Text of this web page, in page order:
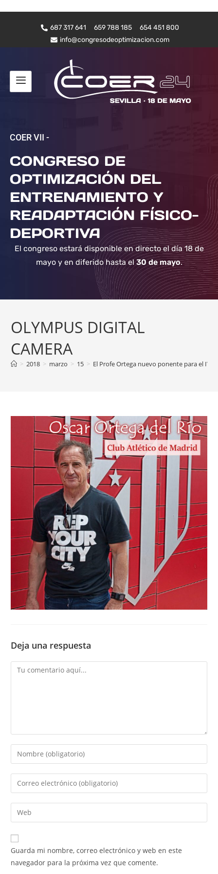
687 317 641 659 788 185
654 451 800
info@congresodeoptimizacion.com
COER VII -
CONGRESO DE
OPTIMIZACIÓN DEL
ENTRENAMIENTO Y
READAPTACIÓN FÍSICO-
DEPORTIVA
El congreso estará disponible en directo el día 18 de
mayo y en diferido hasta el30 de mayo.
OLYMPUS DIGITAL
CAMERA
> 2018 > marzo > 15 > El Profe Ortega nuevo ponente para el IV
Deja una respuesta
Guarda mi nombre, correo electrónico y web en este
navegador para la próxima vez que comente.